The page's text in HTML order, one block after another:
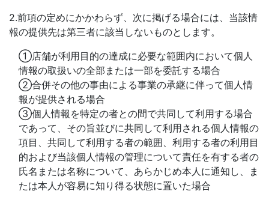
2.前項の定めにかかわらず、次に掲げる場合には、当該情
報の提供先は第三者に該当しないものとします。
①店舗が利用目的の達成に必要な範囲内において個人
情報の取扱いの全部または一部を委託する場合
②合併その他の事由による事業の承継に伴って個人情
報が提供される場合
③個人情報を特定の者との間で共同して利用する場合
であって、その旨並びに共同して利用される個人情報の
項目、共同して利用する者の範囲、利用する者の利用目
的および当該個人情報の管理について責任を有する者の
氏名または名称について、あらかじめ本人に通知し、ま
たは本人が容易に知り得る状態に置いた場合